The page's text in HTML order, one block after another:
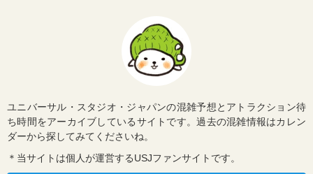
ユニバーサル・スタジオ・ジャパンの混雑予想とアトラクション待
ち時間をアーカイブしているサイトです。過去の混雑情報はカレン
ダーから探してみてくださいね。
＊当サイトは個人が運営するUSJファンサイトです。